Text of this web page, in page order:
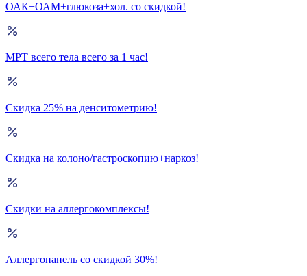
ОАК+ОАМ+глюкоза+хол. со скидкой!
МРТ всего тела всего за 1 час!
Скидка 25% на денситометрию!
Скидка на колоно/гастроскопию+наркоз!
Скидки на аллергокомплексы!
Аллергопанель со скидкой 30%!